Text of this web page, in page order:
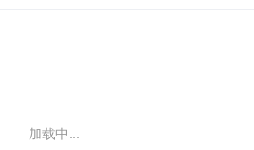
加载中...